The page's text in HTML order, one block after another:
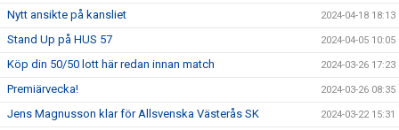
Nytt ansikte på kansliet 2024-04-18 18:13
Stand Up på HUS 57 2024-04-05 10:05
Köp din 50/50 lott här redan innan match 2024-03-26 17:23
Premiärvecka! 2024-03-26 08:35
Jens Magnusson klar för Allsvenska Västerås SK 2024-03-22 15:31